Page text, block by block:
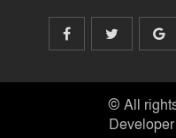
এক
ও
© All